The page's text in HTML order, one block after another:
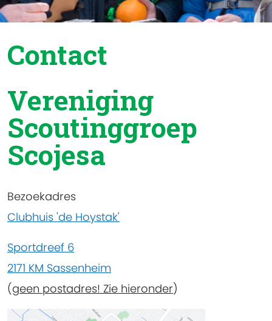
Contact
Vereniging
Scoutinggroep
Scojesa
Bezoekadres
Clubhuis 'de Hoystak'
Sportdreef 6
2171 KM Sassenheim
(geen postadres! Zie hieronder)